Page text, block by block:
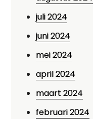
juli 2024
juni 2024
mei 2024
april 2024
maart 2024
februari 2024